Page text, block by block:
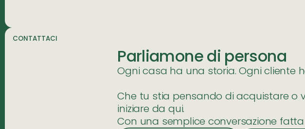
CONTATTACI
Parliamone di persona
Ogni casa ha una storia. Ogni cliente
Che tu stia pensando di acquistare o
iniziare da qui.
Con una semplice conversazione fatta